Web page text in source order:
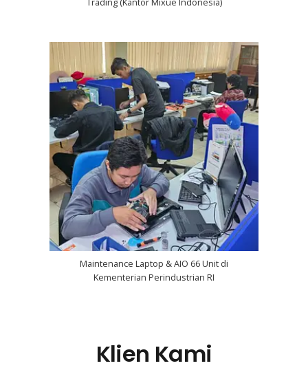
Maintenance Laptop & AIO 66 Unit di
Kementerian Perindustrian RI
Klien Kami